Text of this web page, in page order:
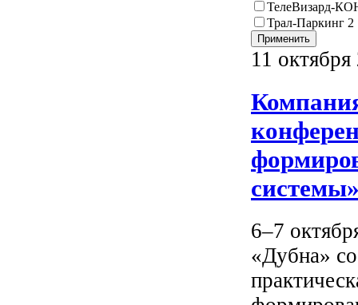
ТелеВизард-
Трал-Паркинг 2
11 октября
6–7
«Дубна»